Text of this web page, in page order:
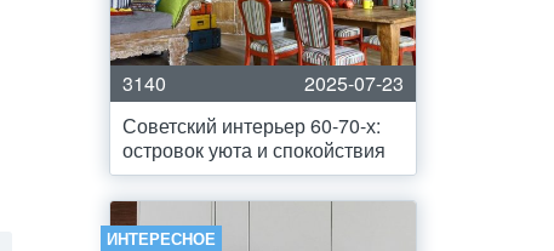
3140
2025-07-23
Советский интерьер 60-70-х:
островок уюта и спокойствия
ИНТЕРЕСНОЕ